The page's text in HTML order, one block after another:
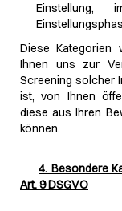
Einstellung,
Diese Kategorien
Ihnen uns zur
Screening solcher
ist, von Ihnen
diese aus Ihren
können.
4. Besondere
Art. 9 DSGVO